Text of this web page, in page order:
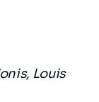
Louis